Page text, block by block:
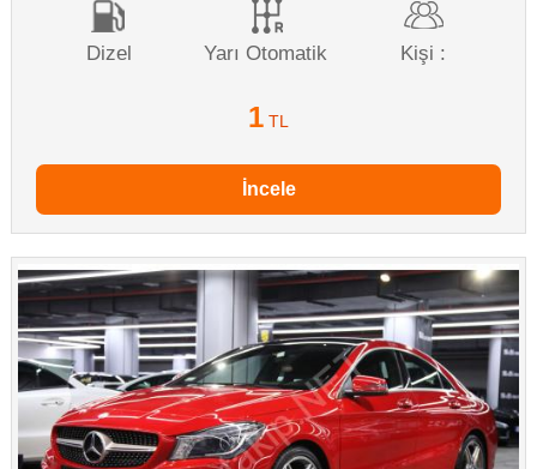
Dizel Yarı Otomatik Kişi :
1 TL
İncele